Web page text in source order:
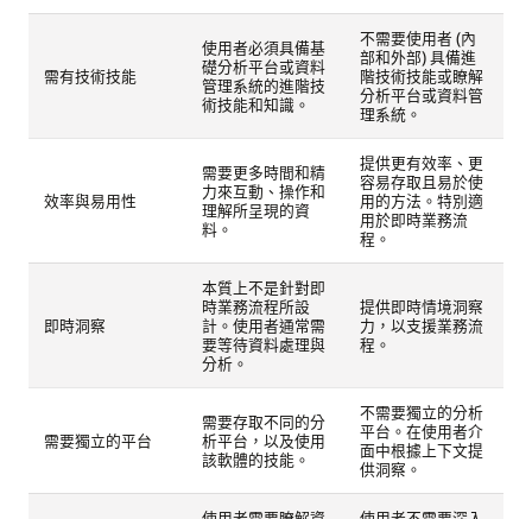
需有技術技能
使用者必須具備基
礎分析平台或資料
管理系統的進階技
術技能和知識。
不需要使用者 (內
部和外部) 具備進
階技術技能或瞭解
分析平台或資料管
理系統。
效率與易用性
需要更多時間和精
力來互動、操作和
理解所呈現的資
料。
提供更有效率、更
容易存取且易於使
用的方法。特別適
用於即時業務流
程。
即時洞察
本質上不是針對即
時業務流程所設
計。使用者通常需
要等待資料處理與
分析。
提供即時情境洞察
力，以支援業務流
程。
需要獨立的平台
需要存取不同的分
析平台，以及使用
該軟體的技能。
不需要獨立的分析
平台。在使用者介
面中根據上下文提
供洞察。